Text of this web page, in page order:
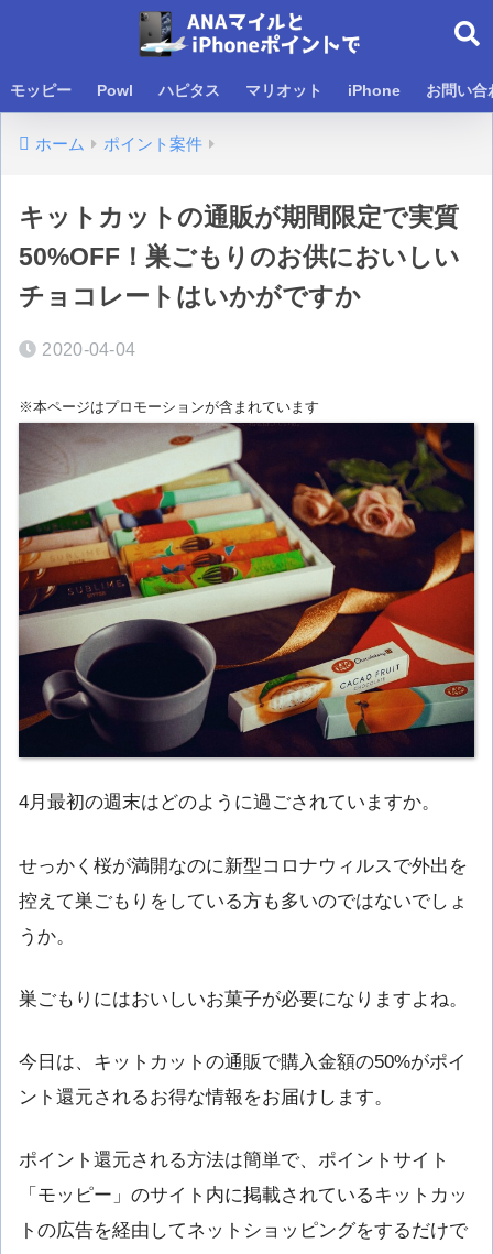
モッピー Powl ハピタス マリオット iPhone お問い合
ホーム ポイント案件
キットカットの通販が期間限定で実質
50%OFF！巣ごもりのお供においしい
チョコレートはいかがですか
2020-04-04
※本ページはプロモーションが含まれています
4月最初の週末はどのように過ごされていますか。
せっかく桜が満開なのに新型コロナウィルスで外出を
控えて巣ごもりをしている方も多いのではないでしょ
うか。
巣ごもりにはおいしいお菓子が必要になりますよね。
今日は、キットカットの通販で購入金額の50%がポイ
ント還元されるお得な情報をお届けします。
ポイント還元される方法は簡単で、ポイントサイト
「モッピー」のサイト内に掲載されているキットカッ
トの広告を経由してネットショッピングをするだけで